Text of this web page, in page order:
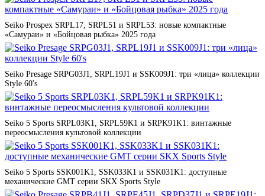
Seiko Prospex SRPL17, SRPL51 и SRPL53: новые компактные
«Самураи» и «Бойцовая рыбка» 2025 года
Seiko Presage SRPG03J1, SRPL19J1 и SSK009J1: три «лица» коллекции
Style 60's
Seiko 5 Sports SRPL03K1, SRPL59K1 и SRPK91K1: винтажные
переосмысления культовой коллекции
Seiko 5 Sports SSK001K1, SSK033K1 и SSK031K1: доступные
механические GMT серии SKX Sports Style